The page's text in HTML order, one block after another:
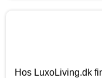
Hos LuxoLiving.dk